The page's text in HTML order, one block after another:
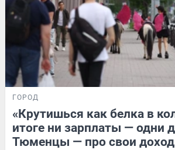
ГОРОД
«Крутишься как белка в
итоге ни зарплаты — одни
Тюменцы — про свои